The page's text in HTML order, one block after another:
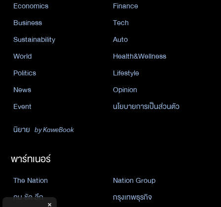
Economics
Finance
Business
Tech
Sustainability
Auto
World
Health&Wellness
Politics
Lifestyle
News
Opinion
Event
นโยบายการเป็นส่วนตัว
นิยาย by KaweBook
พาร์ทเนอร์
The Nation
Nation Group
คม ชัด ลึก
กรุงเทพธุรกิจ
×